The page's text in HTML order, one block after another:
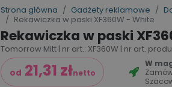
Strona główna Gadżety reklamowe
Rekawiczka w paski XF360W - White
Rekawiczka w paski
Tomorrow Mitt | nr art.: XF360W | nr art.
od 21,31 złnetto
W